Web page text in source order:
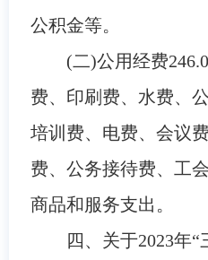
公积金等。
(二)公用经费
费、印刷费、水费、
培训费、电费、会议
费、公务接待费、工
商品和服务支出 。
四、关于2023年“